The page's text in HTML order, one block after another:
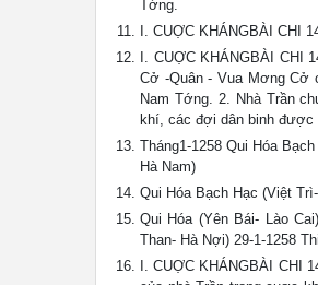
Tớng.
I. CUỢC KHÁNGBÀI CHI
I. CUỢC KHÁNGBÀI CHI
Cở -Quân - Vua Mơng Cở
Nam Tớng. 2. Nhà Trần
khí, các đợi dân binh được
Tháng1-1258 Qui Hóa
Hà Nam)
Qui Hóa Bạch Hạc (Việt
Qui Hóa (Yên Bái- Lào
Than- Hà Nợi) 29-1-1258
I. CUỢC KHÁNGBÀI CHI